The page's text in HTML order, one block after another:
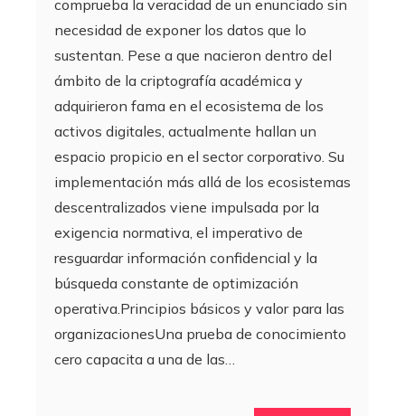
comprueba la veracidad de un enunciado sin
necesidad de exponer los datos que lo
sustentan. Pese a que nacieron dentro del
ámbito de la criptografía académica y
adquirieron fama en el ecosistema de los
activos digitales, actualmente hallan un
espacio propicio en el sector corporativo. Su
implementación más allá de los ecosistemas
descentralizados viene impulsada por la
exigencia normativa, el imperativo de
resguardar información confidencial y la
búsqueda constante de optimización
operativa.Principios básicos y valor para las
organizacionesUna prueba de conocimiento
cero capacita a una de las…